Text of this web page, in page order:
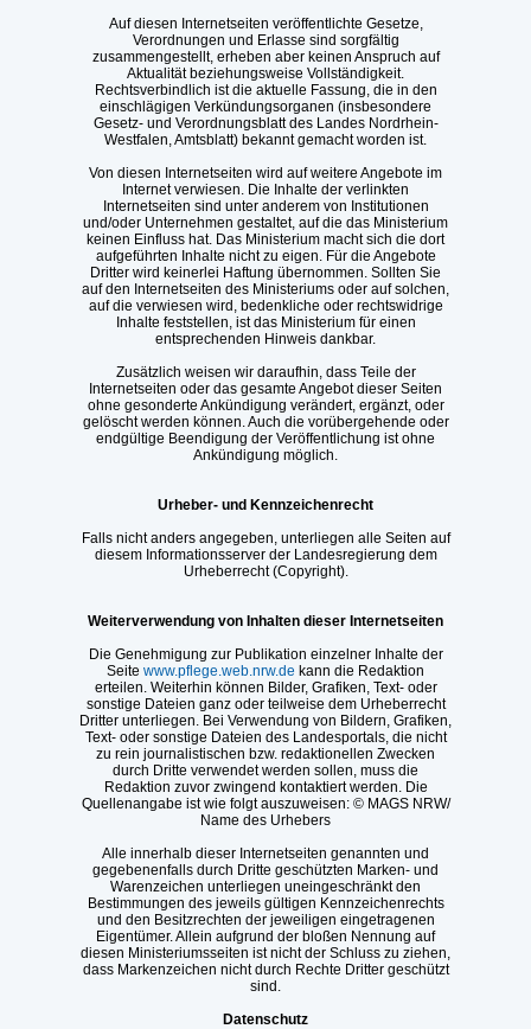
Auf diesen Internetseiten veröffentlichte Gesetze,
Verordnungen und Erlasse sind sorgfältig
zusammengestellt, erheben aber keinen Anspruch auf
Aktualität beziehungsweise Vollständigkeit.
Rechtsverbindlich ist die aktuelle Fassung, die in den
einschlägigen Verkündungsorganen (insbesondere
Gesetz- und Verordnungsblatt des Landes Nordrhein-
Westfalen, Amtsblatt) bekannt gemacht worden ist.
Von diesen Internetseiten wird auf weitere Angebote im
Internet verwiesen. Die Inhalte der verlinkten
Internetseiten sind unter anderem von Institutionen
und/oder Unternehmen gestaltet, auf die das Ministerium
keinen Einfluss hat. Das Ministerium macht sich die dort
aufgeführten Inhalte nicht zu eigen. Für die Angebote
Dritter wird keinerlei Haftung übernommen. Sollten Sie
auf den Internetseiten des Ministeriums oder auf solchen,
auf die verwiesen wird, bedenkliche oder rechtswidrige
Inhalte feststellen, ist das Ministerium für einen
entsprechenden Hinweis dankbar.
Zusätzlich weisen wir daraufhin, dass Teile der
Internetseiten oder das gesamte Angebot dieser Seiten
ohne gesonderte Ankündigung verändert, ergänzt, oder
gelöscht werden können. Auch die vorübergehende oder
endgültige Beendigung der Veröffentlichung ist ohne
Ankündigung möglich.
Urheber- und Kennzeichenrecht
Falls nicht anders angegeben, unterliegen alle Seiten auf
diesem Informationsserver der Landesregierung dem
Urheberrecht (Copyright).
Weiterverwendung von Inhalten dieser Internetseiten
Die Genehmigung zur Publikation einzelner Inhalte der
Seite www.pflege.web.nrw.de kann die Redaktion
erteilen. Weiterhin können Bilder, Grafiken, Text- oder
sonstige Dateien ganz oder teilweise dem Urheberrecht
Dritter unterliegen. Bei Verwendung von Bildern, Grafiken,
Text- oder sonstige Dateien des Landesportals, die nicht
zu rein journalistischen bzw. redaktionellen Zwecken
durch Dritte verwendet werden sollen, muss die
Redaktion zuvor zwingend kontaktiert werden. Die
Quellenangabe ist wie folgt auszuweisen: © MAGS NRW/
Name des Urhebers
Alle innerhalb dieser Internetseiten genannten und
gegebenenfalls durch Dritte geschützten Marken- und
Warenzeichen unterliegen uneingeschränkt den
Bestimmungen des jeweils gültigen Kennzeichenrechts
und den Besitzrechten der jeweiligen eingetragenen
Eigentümer. Allein aufgrund der bloßen Nennung auf
diesen Ministeriumsseiten ist nicht der Schluss zu ziehen,
dass Markenzeichen nicht durch Rechte Dritter geschützt
sind.
Datenschutz